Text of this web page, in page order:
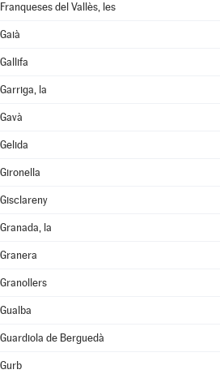
Franqueses del Vallès, les
Gaià
Gallifa
Garriga, la
Gavà
Gelida
Gironella
Gisclareny
Granada, la
Granera
Granollers
Gualba
Guardiola de Berguedà
Gurb